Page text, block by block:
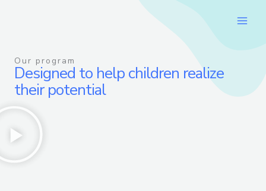
Our program
Designed to help children realize
their potential